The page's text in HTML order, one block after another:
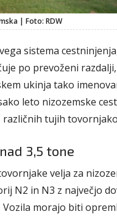
| Foto: RDW
sistema
po prevoženi
ukinja tako
leto nizozemske
različnih tujih
3,5 tone
velja za
N2 in N3 z največjo
Vozila morajo biti